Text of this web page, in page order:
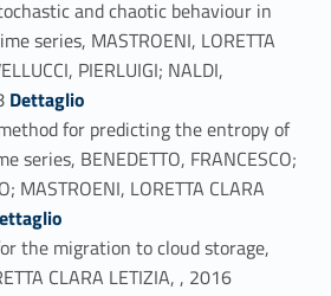
and chaotic behaviour in
series, MASTROENI, LORETTA
PIERLUIGI; NALDI,
Link identifier #identifier_person_20712-28
Dettaglio
for predicting the entropy of
series, BENEDETTO, FRANCESCO;
MASTROENI, LORETTA CLARA
the migration to cloud storage,
CLARA LETIZIA, , 2016 Link identifier #identifier_person_158769-30